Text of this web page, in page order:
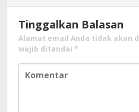
Tinggalkan Balasan
Alamat email Anda tidak akan
wajib ditandai *